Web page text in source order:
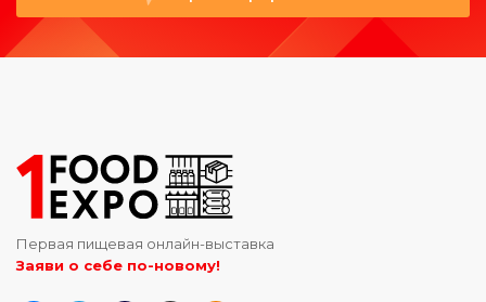
Первая пищевая онлайн-выставка
Заяви о себе по-новому!